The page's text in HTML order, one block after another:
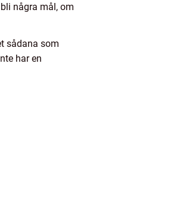
några mål, om
sådana som
har en